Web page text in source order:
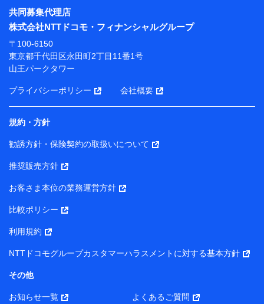
維持管理等の委託業務遂行のため、またそれらに付帯、
関連する当社または株式会社NTTドコモ・フィナンシャ
ルグループおよび提携会社のサービスを案内、提供する
ため
（各サービスで取得したサービス利用履歴、ウェブサイ
トの閲覧履歴、購買履歴、ご契約内容等のパーソナルデ
ータを分析して、お客さまの趣味・嗜好・傾向に応じた
サービス・商品等に関するご提案や広告の配信等を行う
ことがあります。）
各種セミナーの開催のため
コンサルティングサービスの実施のため
アンケートやキャンペーン等の実施のため
上記に係る案内・手続き・管理等付帯業務を行うため
所・代表者名】
り）
株式会社NTTドコモ・フィナンシャルグループ 代表取締役
社長 廣井 孝史
東京都中央区日本橋人形町2-14-10 アーバンネット日本橋
株式会社ドコモ・インシュアランス 代表取締役社長 吉
共同募集代理店
株式会社NTTドコモ・フィナンシャルグループ
〒100-6150
東京都千代田区永田町2丁目11番1号
山王パークタワー
プライバシーポリシー 会社概要
規約・方針
勧誘方針・保険契約の取扱いについて
推奨販売方針
お客さま本位の業務運営方針
比較ポリシー
利用規約
NTTドコモグループカスタマーハラスメントに対する基本方針
その他
お知らせ一覧 よくあるご質問